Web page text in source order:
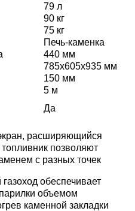
79 л
90 кг
75 кг
Печь-каменка
440 мм
785х605х935 мм
150 мм
5 м
Да
расширяющийся
позволяют
с разных точек
обеспечивает
объемом
каменной закладки